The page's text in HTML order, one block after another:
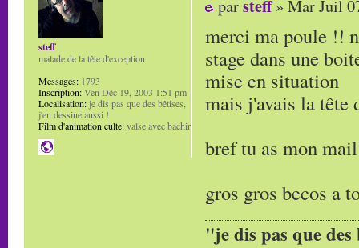
parsteff» Mar Juil
merci ma poule !!
stage dans une
mise en situation
mais j'avais la tête
bref tu as mon
gros gros becos a
"je dis pas que
steff
malade de la tête d'exception
Messages: 1793
Inscription:Ven Déc 19, 2003 1:51 pm
Localisation: je dis pas que des bêtises,
j'en dessine aussi !
Film d'animation culte:valse avec bachir